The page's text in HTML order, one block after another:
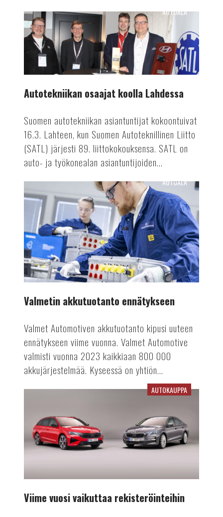
Autotekniikan
osaajat
koolla
Lahdessa
AUTOALA
Autotekniikan osaajat koolla Lahdessa
Suomen autotekniikan asiantuntijat kokoontuivat
16.3. Lahteen, kun Suomen Autoteknillinen Liitto
(SATL) järjesti 89. liittokokouksensa. SATL on
auto- ja työkonealan asiantuntijoiden...
akkutuotanto
ennätykseen
AUTOALA
Valmetin akkutuotanto ennätykseen
Valmet Automotiven akkutuotanto kipusi uuteen
ennätykseen viime vuonna. Valmet Automotive
valmisti vuonna 2023 kaikkiaan 800 000
akkujärjestelmää. Kyseessä on yhtiön...
vaikuttaa
rekisteröinteihin
AUTOKAUPPA
Viime vuosi vaikuttaa rekisteröinteihin